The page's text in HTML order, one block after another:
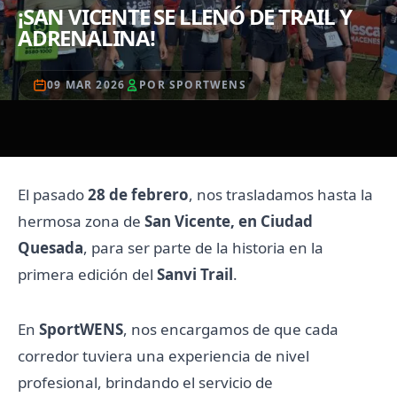
¡SAN VICENTE SE LLENÓ DE TRAIL Y
ADRENALINA!
09 MAR 2026 POR SPORTWENS
El pasado28 de febrero, nos trasladamos hasta la
hermosa zona de San Vicente, en Ciudad
Quesada, para ser parte de la historia en la
primera edición del Sanvi Trail.
En SportWENS, nos encargamos de que cada
corredor tuviera una experiencia de nivel
profesional, brindando el servicio de